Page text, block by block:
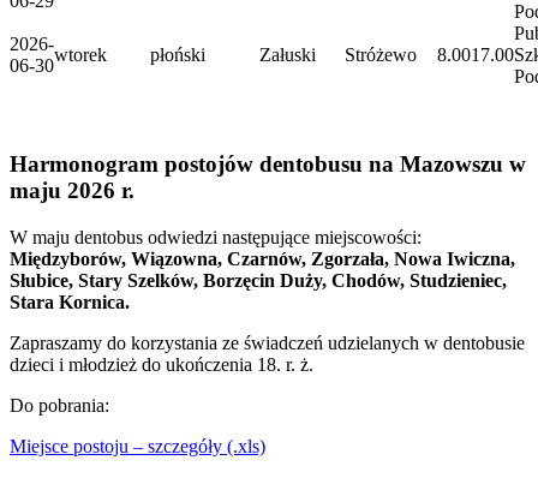
2026-
06-30
wtorek płoński Załuski Stróżewo 8.0017.00
Harmonogram postojów dentobusu na Mazowszu w
maju 2026 r.
W maju dentobus odwiedzi następujące miejscowości:
Międzyborów, Wiązowna, Czarnów, Zgorzała, Nowa Iwiczna,
Słubice, Stary Szelków, Borzęcin Duży, Chodów, Studzieniec,
Stara Kornica.
Zapraszamy do korzystania ze świadczeń udzielanych w dentobusie
dzieci i młodzież do ukończenia 18. r. ż.
Do pobrania:
Miejsce postoju – szczegóły (.xls)